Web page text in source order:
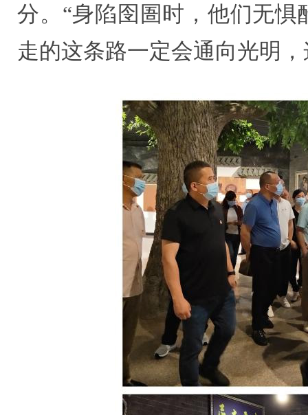
分。“身陷囹圄时，他们无
走的这条路一定会通向光明